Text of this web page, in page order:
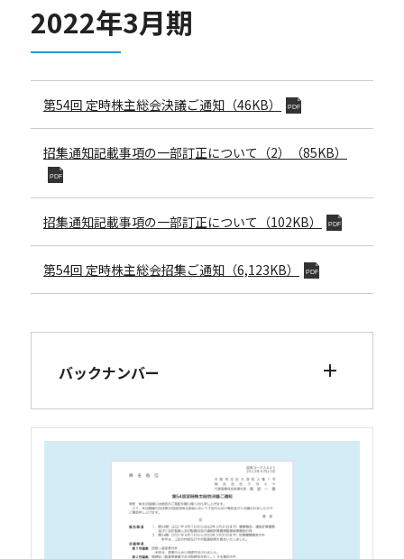
2022年3月期
第54回 定時株主総会決議ご通知 （46KB） PDF
招集通知記載事項の一部訂正について（2）（85KB）
PDF
招集通知記載事項の一部訂正について（102KB） PDF
第54回 定時株主総会招集ご通知 （6,123KB） PDF
バックナンバー